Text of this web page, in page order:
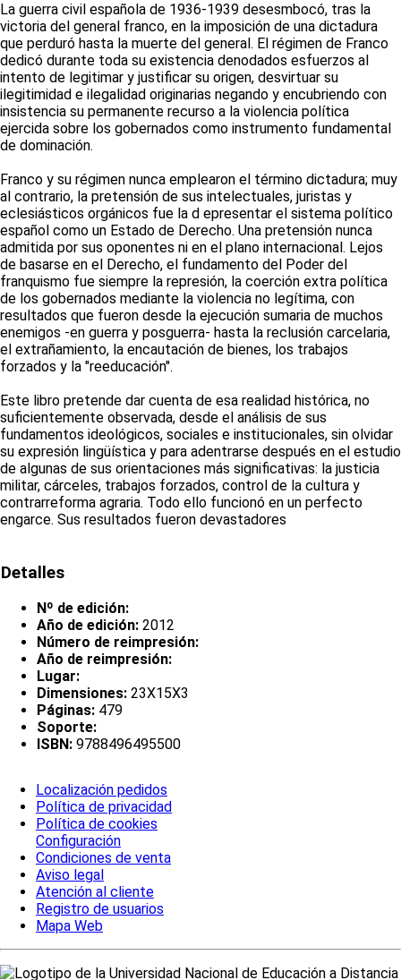
La guerra civil española de 1936-1939 desesmbocó, tras la
victoria del general franco, en la imposición de una dictadura
que perduró hasta la muerte del general. El régimen de Franco
dedicó durante toda su existencia denodados esfuerzos al
intento de legitimar y justificar su origen, desvirtuar su
ilegitimidad e ilegalidad originarias negando y encubriendo con
insistencia su permanente recurso a la violencia política
ejercida sobre los gobernados como instrumento fundamental
de dominación.
Franco y su régimen nunca emplearon el término dictadura; muy
al contrario, la pretensión de sus intelectuales, juristas y
eclesiásticos orgánicos fue la d epresentar el sistema político
español como un Estado de Derecho. Una pretensión nunca
admitida por sus oponentes ni en el plano internacional. Lejos
de basarse en el Derecho, el fundamento del Poder del
franquismo fue siempre la represión, la coerción extra política
de los gobernados mediante la violencia no legítima, con
resultados que fueron desde la ejecución sumaria de muchos
enemigos -en guerra y posguerra- hasta la reclusión carcelaria,
el extrañamiento, la encautación de bienes, los trabajos
forzados y la "reeducación".
Este libro pretende dar cuenta de esa realidad histórica, no
suficientemente observada, desde el análisis de sus
fundamentos ideológicos, sociales e institucionales, sin olvidar
su expresión lingüística y para adentrarse después en el estudio
de algunas de sus orientaciones más significativas: la justicia
militar, cárceles, trabajos forzados, control de la cultura y
contrarreforma agraria. Todo ello funcionó en un perfecto
engarce. Sus resultados fueron devastadores
Detalles
Nº de edición:
Año de edición: 2012
Número de reimpresión:
Año de reimpresión:
Lugar:
Dimensiones: 23X15X3
Páginas: 479
Soporte:
ISBN: 9788496495500
Localización pedidos
Política de privacidad
Política de cookies
Configuración
Condiciones de venta
Aviso legal
Atención al cliente
Registro de usuarios
Mapa Web